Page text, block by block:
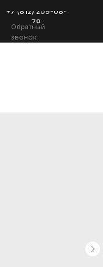
+7 (812) 209-08-
78
Обратный
звонок